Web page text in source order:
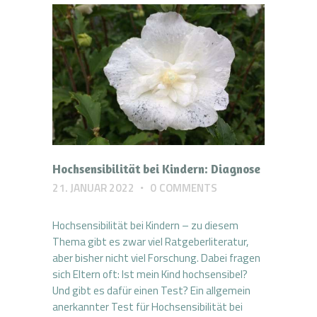
Hochsensibilität bei Kindern: Diagnose
21. JANUAR 2022 0 COMMENTS
Hochsensibilität bei Kindern – zu diesem
Thema gibt es zwar viel Ratgeberliteratur,
aber bisher nicht viel Forschung. Dabei fragen
sich Eltern oft: Ist mein Kind hochsensibel?
Und gibt es dafür einen Test? Ein allgemein
anerkannter Test für Hochsensibilität bei